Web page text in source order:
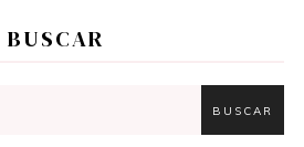
BUSCAR